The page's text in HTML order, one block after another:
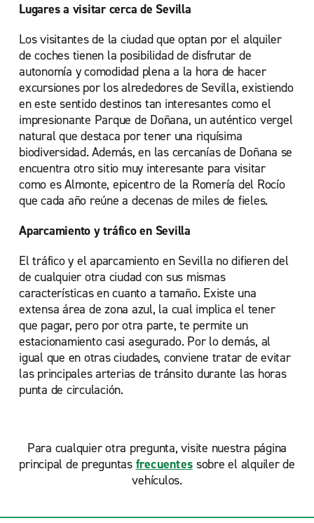
Lugares a visitar cerca de Sevilla
Los visitantes de la ciudad que optan por el alquiler
de coches tienen la posibilidad de disfrutar de
autonomía y comodidad plena a la hora de hacer
excursiones por los alrededores de Sevilla, existiendo
en este sentido destinos tan interesantes como el
impresionante Parque de Doñana, un auténtico vergel
natural que destaca por tener una riquísima
biodiversidad. Además, en las cercanías de Doñana se
encuentra otro sitio muy interesante para visitar
como es Almonte, epicentro de la Romería del Rocío
que cada año reúne a decenas de miles de fieles.
Aparcamiento y tráfico en Sevilla
El tráfico y el aparcamiento en Sevilla no difieren del
de cualquier otra ciudad con sus mismas
características en cuanto a tamaño. Existe una
extensa área de zona azul, la cual implica el tener
que pagar, pero por otra parte, te permite un
estacionamiento casi asegurado. Por lo demás, al
igual que en otras ciudades, conviene tratar de evitar
las principales arterias de tránsito durante las horas
punta de circulación.
Para cualquier otra pregunta, visite nuestra página
principal de preguntas frecuentes sobre el alquiler de
vehículos.